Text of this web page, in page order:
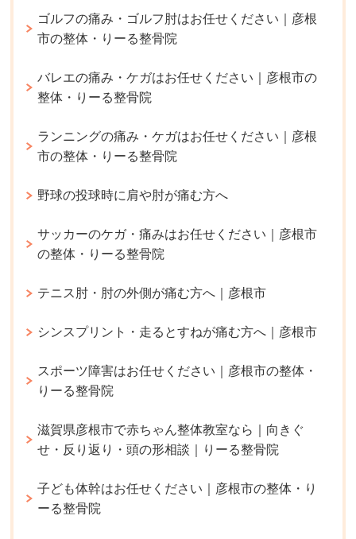
ゴルフの痛み・ゴルフ肘はお任せください｜彦根
市の整体・りーる整骨院
バレエの痛み・ケガはお任せください｜彦根市の
整体・りーる整骨院
ランニングの痛み・ケガはお任せください｜彦根
市の整体・りーる整骨院
野球の投球時に肩や肘が痛む方へ
サッカーのケガ・痛みはお任せください｜彦根市
の整体・りーる整骨院
テニス肘・肘の外側が痛む方へ｜彦根市
シンスプリント・走るとすねが痛む方へ｜彦根市
スポーツ障害はお任せください｜彦根市の整体・
りーる整骨院
滋賀県彦根市で赤ちゃん整体教室なら｜向きぐ
せ・反り返り・頭の形相談｜りーる整骨院
子ども体幹はお任せください｜彦根市の整体・り
ーる整骨院